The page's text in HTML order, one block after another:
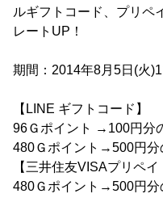
ルギフトコード、プリペ
レートUP！
期間：2014年8月5日(火
【LINE ギフトコード】
96Ｇポイント →100円分
480Ｇポイント→500円分
【三井住友VISAプリペイ
480Ｇポイント→500円分